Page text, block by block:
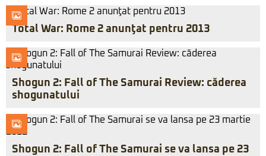
Total War: Rome 2 anunţat pentru 2013
Shogun 2: Fall of The Samurai Review: căderea
shogunatului
Shogun 2: Fall of The Samurai se va lansa pe 23